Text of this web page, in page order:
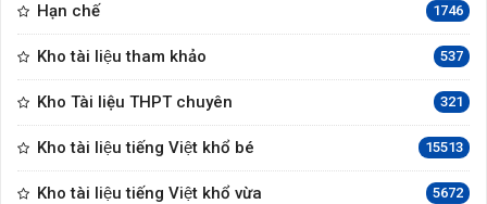
Hạn chế 1746
Kho tài liệu tham khảo 537
Kho Tài liệu THPT chuyên 321
Kho tài liệu tiếng Việt khổ bé 15513
Kho tài liệu tiếng Việt khổ vừa 5672